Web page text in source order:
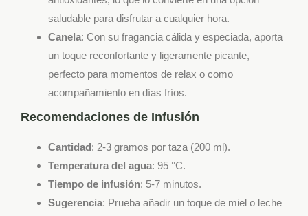
saludable para disfrutar a cualquier hora.
Canela: Con su fragancia cálida y especiada, aporta
un toque reconfortante y ligeramente picante,
perfecto para momentos de relax o como
acompañamiento en días fríos.
Recomendaciones de Infusión
Cantidad: 2-3 gramos por taza (200 ml).
Temperatura del agua: 95 °C.
Tiempo de infusión: 5-7 minutos.
Sugerencia: Prueba añadir un toque de miel o leche